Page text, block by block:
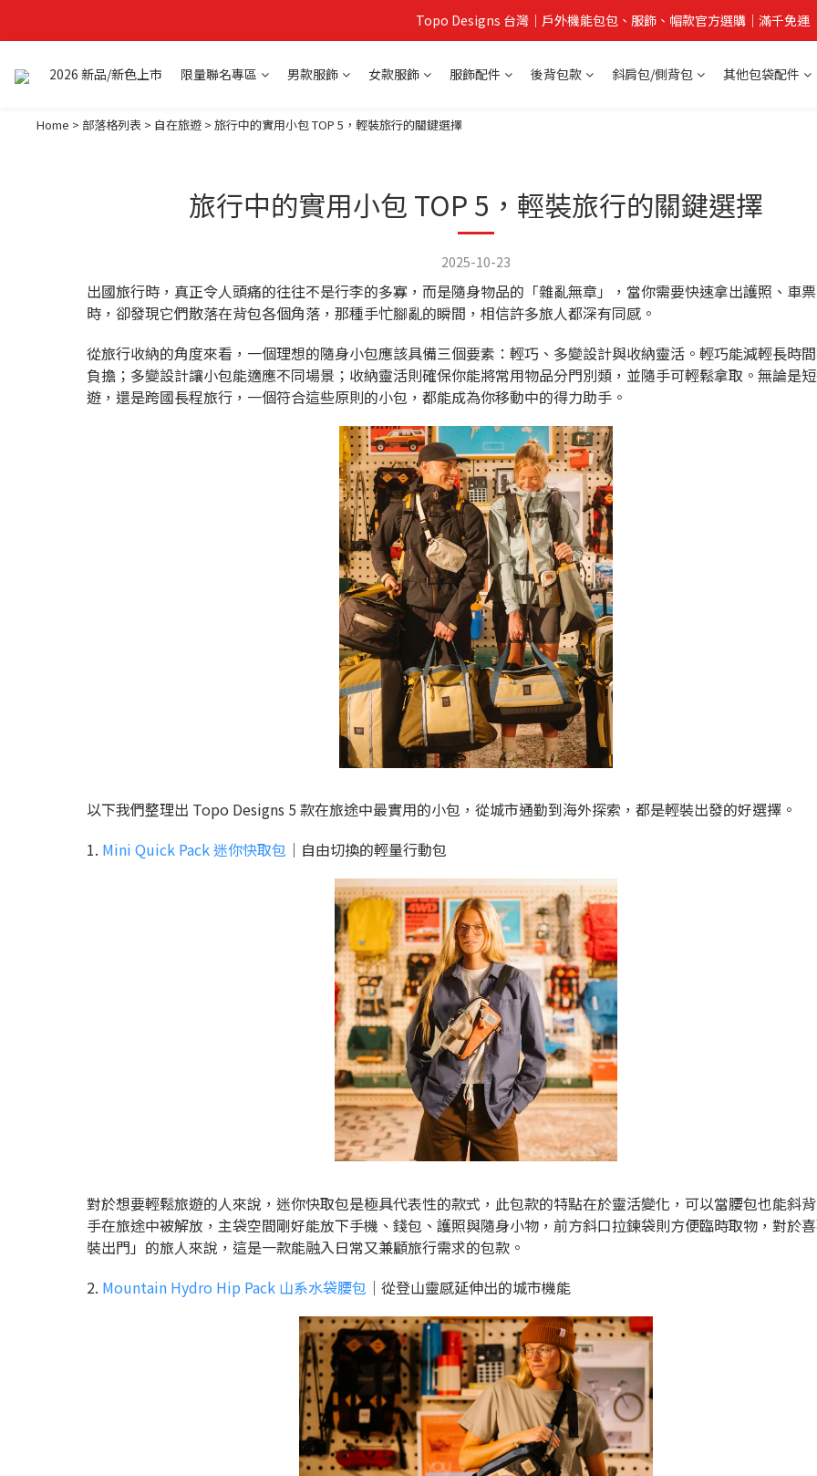
Topo Designs 台灣｜戶外機能包包、服飾、帽款官方選購｜滿千免運
2026 新品/新色上市 限量聯名專區 男款服飾 女款服飾 服飾配件 後背包款 斜肩包/側背包 其他包袋配件
Home > 部落格列表 > 自在旅遊 > 旅行中的實用小包 TOP 5，輕裝旅行的關鍵選擇
旅行中的實用小包 TOP 5，輕裝旅行的關鍵選擇
2025-10-23
出國旅行時，真正令人頭痛的往往不是行李的多寡，而是隨身物品的「雜亂無章」，當你需要快速拿出護照、車
時，卻發現它們散落在背包各個角落，那種手忙腳亂的瞬間，相信許多旅人都深有同感。
從旅行收納的角度來看，一個理想的隨身小包應該具備三個要素：輕巧、多變設計與收納靈活。輕巧能減輕長時
負擔；多變設計讓小包能適應不同場景；收納靈活則確保你能將常用物品分門別類，並隨手可輕鬆拿取。無論是
遊，還是跨國長程旅行，一個符合這些原則的小包，都能成為你移動中的得力助手。
以下我們整理出 Topo Designs 5 款在旅途中最實用的小包，從城市通勤到海外探索，都是輕裝出發的好選擇。
1. Mini Quick Pack 迷你快取包 ｜自由切換的輕量行動包
對於想要輕鬆旅遊的人來說，迷你快取包是極具代表性的款式，此包款的特點在於靈活變化，可以當腰包也能斜
手在旅途中被解放，主袋空間剛好能放下手機、錢包、護照與隨身小物，前方斜口拉鍊袋則方便臨時取物，對於
裝出門」的旅人來說，這是一款能融入日常又兼顧旅行需求的包款。
2. Mountain Hydro Hip Pack 山系水袋腰包 ｜從登山靈感延伸出的城市機能